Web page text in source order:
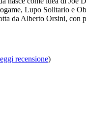
Lupo Solitario e
da Alberto Orsini, con
recensione)